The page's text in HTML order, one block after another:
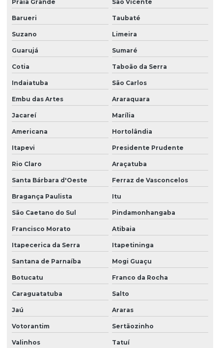
Praia Grande São Vicente
Barueri Taubaté
Suzano Limeira
Guarujá Sumaré
Cotia Taboão da Serra
Indaiatuba São Carlos
Embu das Artes Araraquara
Jacareí Marília
Americana Hortolândia
Itapevi Presidente Prudente
Rio Claro Araçatuba
Santa Bárbara d'Oeste Ferraz de Vasconcelos
Bragança Paulista Itu
São Caetano do Sul Pindamonhangaba
Francisco Morato Atibaia
Itapecerica da Serra Itapetininga
Santana de Parnaíba Mogi Guaçu
Botucatu Franco da Rocha
Caraguatatuba Salto
Jaú Araras
Votorantim Sertãozinho
Valinhos Tatuí